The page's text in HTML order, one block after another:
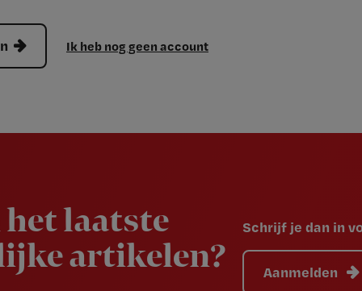
Ik heb nog geen account
laatste
artikelen?
Schrijf je dan in
Aanmelden